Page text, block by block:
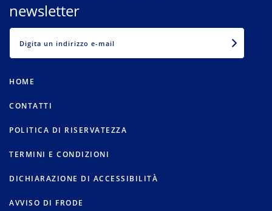
newsletter
HOME
CONTATTI
POLITICA DI RISERVATEZZA
TERMINI E CONDIZIONI
DICHIARAZIONE DI ACCESSIBILITÀ
AVVISO DI FRODE